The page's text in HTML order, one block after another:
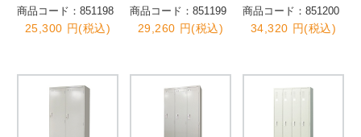
商品コード：851198
25,300 円(税込)
商品コード：851199
29,260 円(税込)
商品コード：851200
34,320 円(税込)